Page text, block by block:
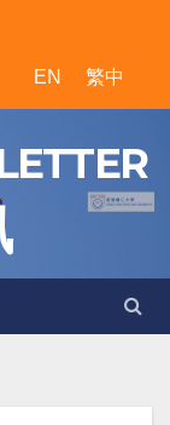
EN 繁中